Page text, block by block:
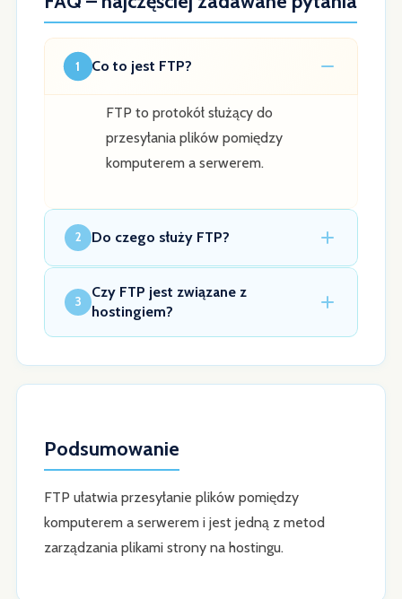
1 Co to jest FTP?
FTP to protokół służący do
przesyłania plików pomiędzy
komputerem a serwerem.
2 Do czego służy FTP?
3
Czy FTP jest związane z
hostingiem?
Podsumowanie
FTP ułatwia przesyłanie plików pomiędzy
komputerem a serwerem i jest jedną z metod
zarządzania plikami strony na hostingu.